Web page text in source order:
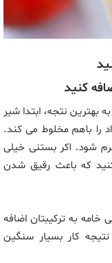
بهترین نتجه، ابتدا شیر
را باهم مخلوط می کند.
شود. اکر بستنی خیلی
که باعث رقیق شدن
به ترکیبتان اضافه
نتیجه کار بسیار سنگین